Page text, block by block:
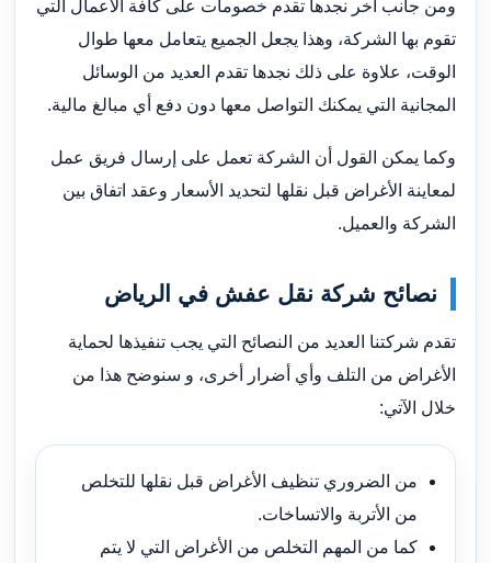
ومن جانب آخر نجدها تقدم خصومات على كافة الأعمال التي
تقوم بها الشركة، وهذا يجعل الجميع يتعامل معها طوال
الوقت، علاوة على ذلك نجدها تقدم العديد من الوسائل
المجانية التي يمكنك التواصل معها دون دفع أي مبالغ مالية.
وكما يمكن القول أن الشركة تعمل على إرسال فريق عمل
لمعاينة الأغراض قبل نقلها لتحديد الأسعار وعقد اتفاق بين
الشركة والعميل.
نصائح شركة نقل عفش في الرياض
تقدم شركتنا العديد من النصائح التي يجب تنفيذها لحماية
الأغراض من التلف وأي أضرار أخرى، و سنوضح هذا من
خلال الآتي:
من الضروري تنظيف الأغراض قبل نقلها للتخلص
من الأتربة والاتساخات.
كما من المهم التخلص من الأغراض التي لا يتم